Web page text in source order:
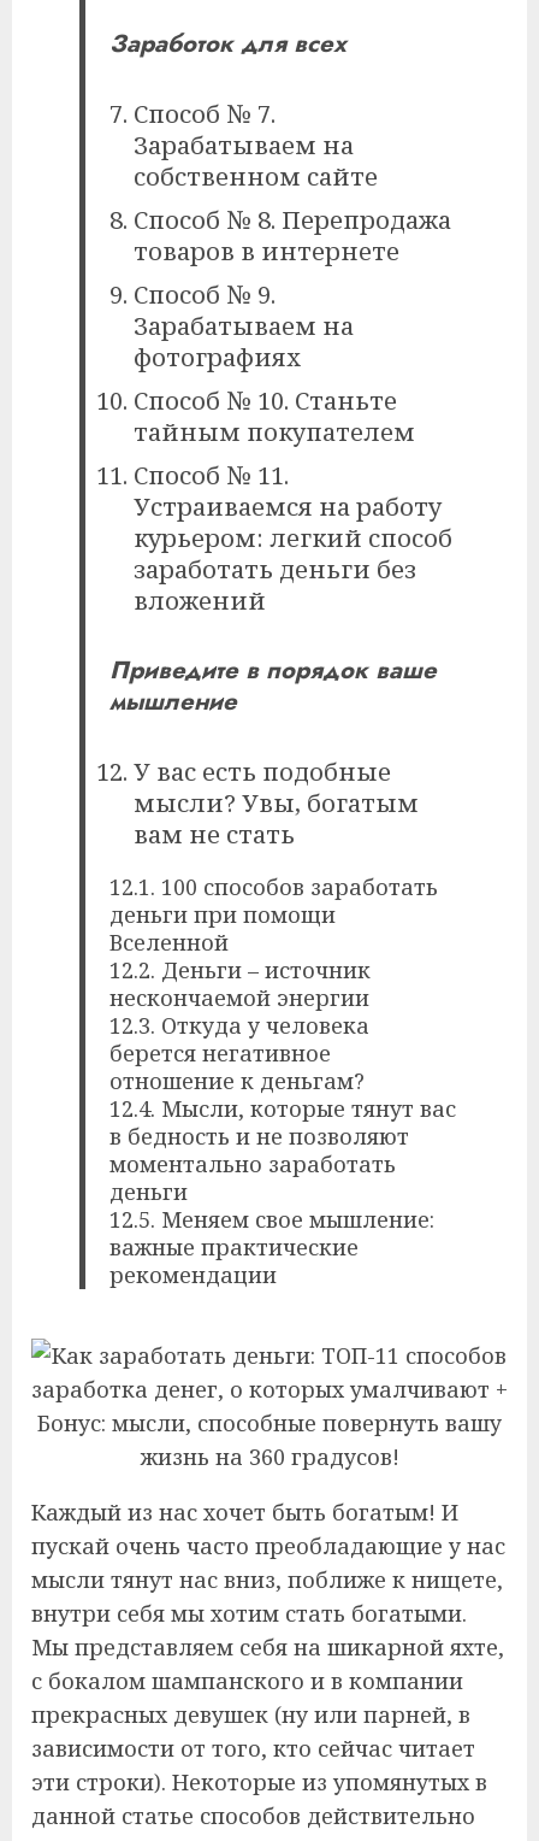
Заработок для всех
Способ № 7.
Зарабатываем на
собственном сайте
Способ № 8. Перепродажа
товаров в интернете
Способ № 9.
Зарабатываем на
фотографиях
Способ № 10. Станьте
тайным покупателем
Способ № 11.
Устраиваемся на работу
курьером: легкий способ
заработать деньги без
вложений
Приведите в порядок ваше
мышление
У вас есть подобные
мысли? Увы, богатым
вам не стать
12.1. 100 способов заработать
деньги при помощи
Вселенной
12.2. Деньги – источник
нескончаемой энергии
12.3. Откуда у человека
берется негативное
отношение к деньгам?
12.4. Мысли, которые тянут вас
в бедность и не позволяют
моментально заработать
деньги
12.5. Меняем свое мышление:
важные практические
рекомендации
Каждый из нас хочет быть богатым! И
пускай очень часто преобладающие у нас
мысли тянут нас вниз, поближе к нищете,
внутри себя мы хотим стать богатыми.
Мы представляем себя на шикарной яхте,
с бокалом шампанского и в компании
прекрасных девушек (ну или парней, в
зависимости от того, кто сейчас читает
эти строки). Некоторые из упомянутых в
данной статье способов действительно